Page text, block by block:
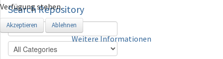
SearchRepository
Verfügung stehen.
Akzeptieren Ablehnen
Weitere Informationen